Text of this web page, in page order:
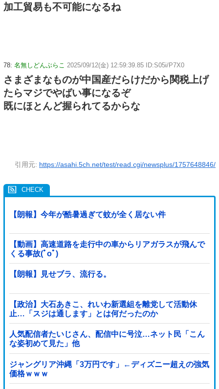
加工貿易も不可能になるね
78: 名無しどんぶらこ 2025/09/12(金) 12:59:39.85 ID:S05i/P7X0
さまざまなものが中国産だらけだから関税上げ
たらマジでやばい事になるぞ
既にほとんど握られてるからな
引用元: https://asahi.5ch.net/test/read.cgi/newsplus/1757648846/
【朗報】今年が酷暑過ぎて蚊が全く居ない件
【動画】高速道路を走行中の車からリアガラスが飛んで
くる事故(ﾟoﾟ)
【朗報】見せブラ、流行る。
【政治】大石あきこ、れいわ新選組を離党して活動休
止…「スジは通します」とは何だったのか
人気配信者たいじさん、配信中に号泣…ネット民「こん
な姿初めて見た」他
ジャングリア沖縄「3万円です」←ディズニー超えの強気
価格ｗｗｗ